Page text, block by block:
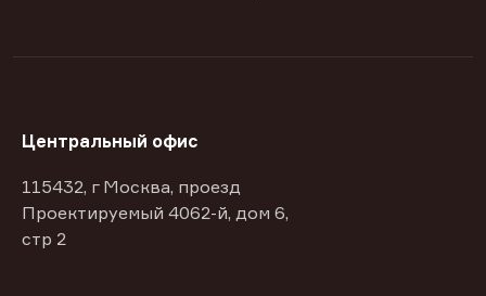
Центральный офис
115432, г Москва, проезд
Проектируемый 4062-й, дом 6,
стр 2